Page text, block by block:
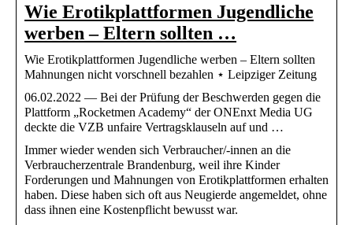
Wie Erotikplattformen Jugendliche
werben – Eltern sollten …
Wie Erotikplattformen Jugendliche werben – Eltern sollten
Mahnungen nicht vorschnell bezahlen ⋆ Leipziger Zeitung
06.02.2022 — Bei der Prüfung der Beschwerden gegen die
Plattform „Rocketmen Academy“ der ONEnxt Media UG
deckte die VZB unfaire Vertragsklauseln auf und …
Immer wieder wenden sich Verbraucher/-innen an die
Verbraucherzentrale Brandenburg, weil ihre Kinder
Forderungen und Mahnungen von Erotikplattformen erhalten
haben. Diese haben sich oft aus Neugierde angemeldet, ohne
dass ihnen eine Kostenpflicht bewusst war.